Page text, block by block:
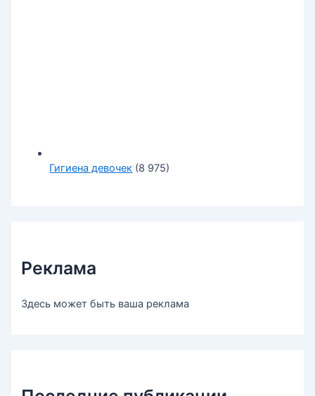
Гигиена девочек (8 975)
Реклама
Здесь может быть ваша реклама